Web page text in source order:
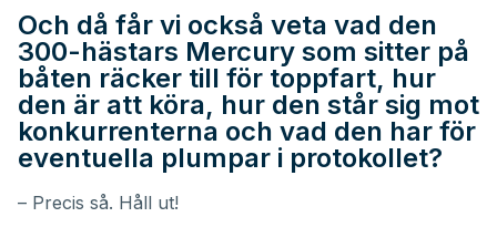
Och då får vi också veta vad den
300-hästars Mercury som sitter på
båten räcker till för toppfart, hur
den är att köra, hur den står sig mot
konkurrenterna och vad den har för
eventuella plumpar i protokollet?
– Precis så. Håll ut!